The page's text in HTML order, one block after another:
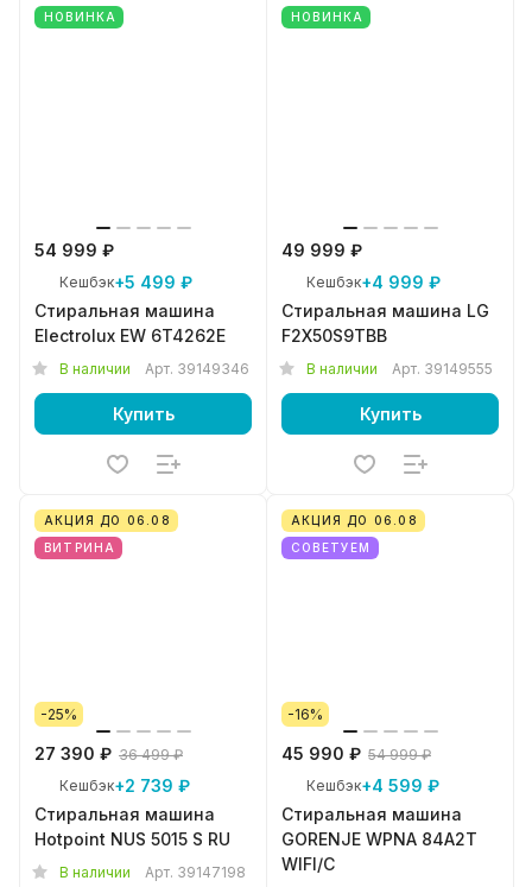
НОВИНКА
54 999 ₽
Кешбэк+5 499 ₽
Стиральная машина
Electrolux EW 6T4262E
В наличии Арт. 39149346
Купить
НОВИНКА
49 999 ₽
Кешбэк+4 999 ₽
Стиральная машина LG
F2X50S9TBB
В наличии Арт. 39149555
Купить
АКЦИЯ ДО 06.08
ВИТРИНА
-25%
27 390 ₽ 36 499 ₽
Кешбэк+2 739 ₽
Стиральная машина
Hotpoint NUS 5015 S RU
В наличии Арт. 39147198
АКЦИЯ ДО 06.08
СОВЕТУЕМ
-16%
45 990 ₽ 54 999 ₽
Кешбэк+4 599 ₽
Стиральная машина
GORENJE WPNA 84A2T
WIFI/C